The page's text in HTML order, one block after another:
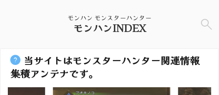
モンハン モンスターハンター
モンハンINDEX
当サイトはモンスターハンター関連情報
集積アンテナです。